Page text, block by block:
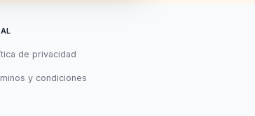
de privacidad
y condiciones